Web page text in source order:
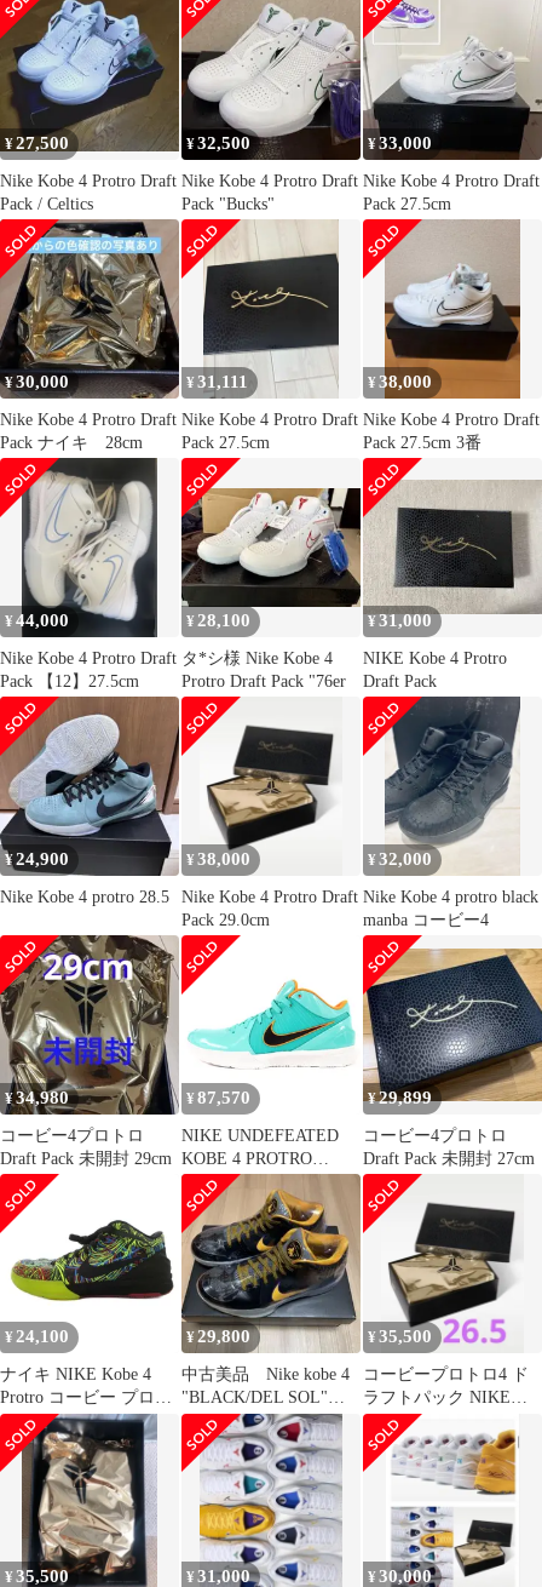
ットスニーカー ブラッ
ク US10/28cm FQ3544-
001
¥27,500
Nike Kobe 4 Protro Draft
Pack / Celtics
¥32,500
Nike Kobe 4 Protro Draft
Pack "Bucks"
¥33,000
Nike Kobe 4 Protro Draft
Pack 27.5cm
¥30,000
Nike Kobe 4 Protro Draft
Pack ナイキ 28cm
¥31,111
Nike Kobe 4 Protro Draft
Pack 27.5cm
¥38,000
Nike Kobe 4 Protro Draft
Pack 27.5cm 3番
¥44,000
Nike Kobe 4 Protro Draft
Pack 【12】27.5cm
¥ 28,100
タ*シ様 Nike Kobe 4
Protro Draft Pack "76er
¥31,000
NIKE Kobe 4 Protro
Draft Pack
¥24,900
Nike Kobe 4 protro 28.5
¥38,000
Nike Kobe 4 Protro Draft
Pack 29.0cm
¥32,000
Nike Kobe 4 protro black
manba コービー4
¥34,980
コービー4プロトロ
Draft Pack 未開封 29cm
¥ 87,570
NIKE UNDEFEATED
KOBE 4 PROTRO
UNDFTD PE
¥29,899
コービー4プロトロ
Draft Pack 未開封 27cm
¥ 24,100
ナイキ NIKE Kobe 4
Protro コービー プロト
ロ スニーカー バスケッ
トボールシューズ 28cm
Wizenard CV3469-001
/UO ■GY12
¥29,800
中古美品 Nike kobe 4
"BLACK/DEL SOL"
27cm
¥35,500
コービープロトロ4 ド
ラフトパック NIKE
KOBE4PROTRO4
¥35,500 ¥31,000 ¥30,000